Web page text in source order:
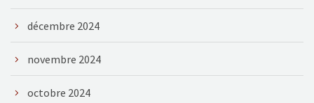
décembre 2024
novembre 2024
octobre 2024